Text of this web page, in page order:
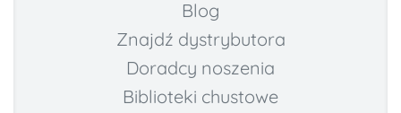
Blog
Znajdź dystrybutora
Doradcy noszenia
Biblioteki chustowe